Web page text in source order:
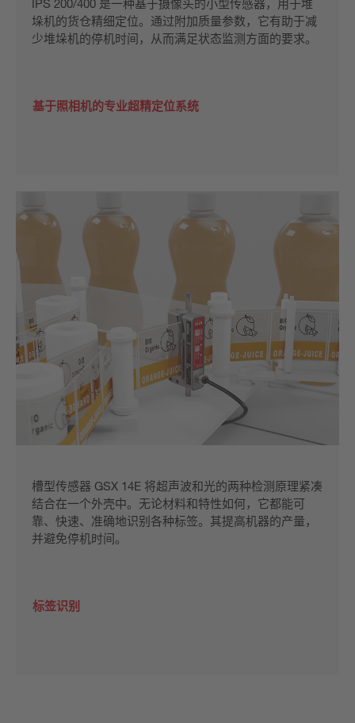
IPS 200/400 是一种基于摄像头的小型传感器，用于堆
垛机的货仓精细定位。通过附加质量参数，它有助于减
少堆垛机的停机时间，从而满足状态监测方面的要求。
基于照相机的专业超精定位系统
槽型传感器 GSX 14E 将超声波和光的两种检测原理紧凑
结合在一个外壳中。无论材料和特性如何，它都能可
靠、快速、准确地识别各种标签。其提高机器的产量，
并避免停机时间。
标签识别